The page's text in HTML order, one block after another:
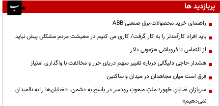
پربازدید ها
راهنمای خرید محصولات برق صنعتی ABB
باید افراد کارآمدتر را به کار گرفت/ کاری می کنیم در معیشت مردم مشکلی پیش نیاید
از التماس تا فروپاشی هژمونی دلار
هشدار حاجی دلیگانی درباره تغییر سهم دریای خزر و مخالفت با واگذاری امتیاز
فرق است میان مجاهدان در میدان و ساکتین
سربازانِ خیابانِ ظهور؛ ملتِ مبعوثِ رودسر در پاسخ به دشمن: «خیابان‌ها را به ناامیدان
نمی‌دهیم»